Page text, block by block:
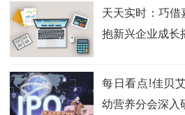
天天实时：巧借
抱新兴企业成长
每日看点!佳贝
幼营养分会深入